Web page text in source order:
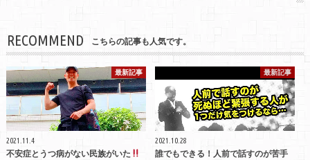
RECOMMEND こちらの記事も人気です。
最新記事
2021.11.4
不安症とうつ病がない民族がいた
最新記事
2021.10.28
誰でもできる！人前で話すのが苦手